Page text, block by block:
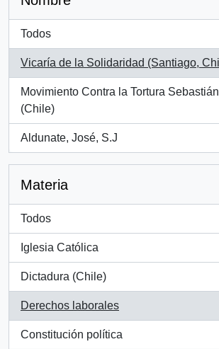
Todos
Vicaría de la Solidaridad (Santiago,
, 1 resultados
Movimiento Contra la Tortura
(Chile)
, 1 resultados
Aldunate, José, S.J
, 1 resultados
Materia
Todos
Iglesia Católica
, 1 resultados
Dictadura (Chile)
, 1 resultados
Derechos laborales
, 1 resultados
Constitución política
, 1 resultados